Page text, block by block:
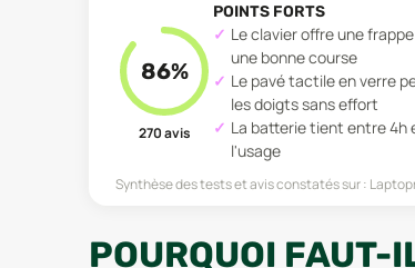
86%
270avis
POINTS FORTS
Le clavier offre une
une bonne course
Le pavé tactile en verre
les doigts sans effort
La batterie tient entre 4h
l'usage
Synthèse des tests et avis constatés sur :
POURQUOI FAUT-